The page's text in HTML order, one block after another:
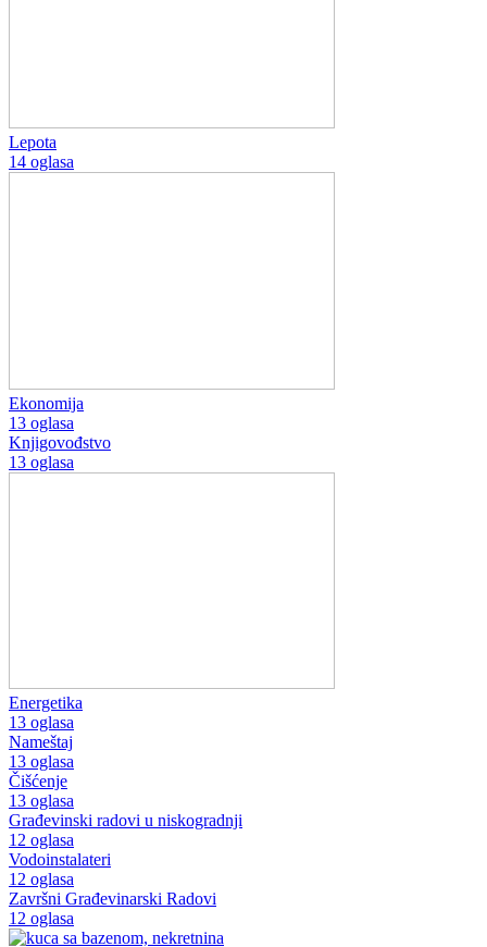
Lepota
14 oglasa
Ekonomija
13 oglasa
Knjigovođstvo
13 oglasa
Energetika
13 oglasa
Nameštaj
13 oglasa
Čišćenje
13 oglasa
Građevinski radovi u niskogradnji
12 oglasa
Vodoinstalateri
12 oglasa
Završni Građevinarski Radovi
12 oglasa